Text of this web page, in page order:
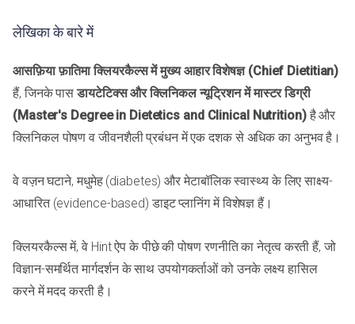
लेखिका के बारे में
आसफ़िया फ़ातिमा क्लियरकैल्स में मुख्य आहार विशेषज्ञ (Chief Dietitian)
हैं, जिनके पासडायटेटिक्स और क्लिनिकल न्यूट्रिशन में मास्टर डिग्री
(Master's Degree in Dietetics and Clinical Nutrition)है और
क्लिनिकल पोषण व जीवनशैली प्रबंधन में एक दशक से अधिक का अनुभव है।
वे वज़न घटाने, मधुमेह (diabetes) और मेटाबॉलिक स्वास्थ्य के लिए साक्ष्य-
आधारित (evidence-based) डाइट प्लानिंग में विशेषज्ञ हैं।
क्लियरकैल्स में, वे Hint ऐप के पीछे की पोषण रणनीति का नेतृत्व करती हैं, जो
विज्ञान-समर्थित मार्गदर्शन के साथ उपयोगकर्ताओं को उनके लक्ष्य हासिल
करने में मदद करती है।